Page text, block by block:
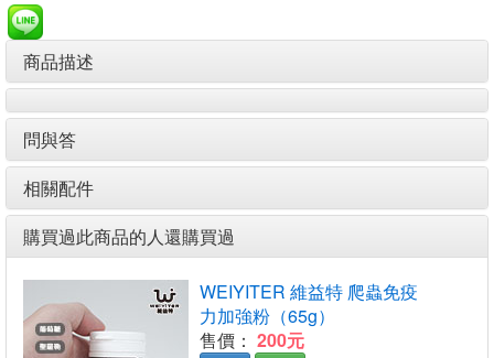
商品描述
問與答
相關配件
購買過此商品的人還購買過
WEIYITER 維益特 爬蟲免疫
力加強粉（65g）
售價： 200元